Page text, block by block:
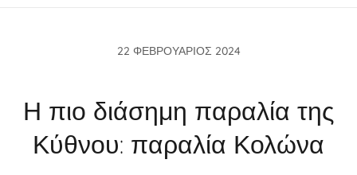
22 ΦΕΒΡΟΥΆΡΙΟΣ 2024
Η πιο διάσημη παραλία της
Κύθνου: παραλία Κολώνα